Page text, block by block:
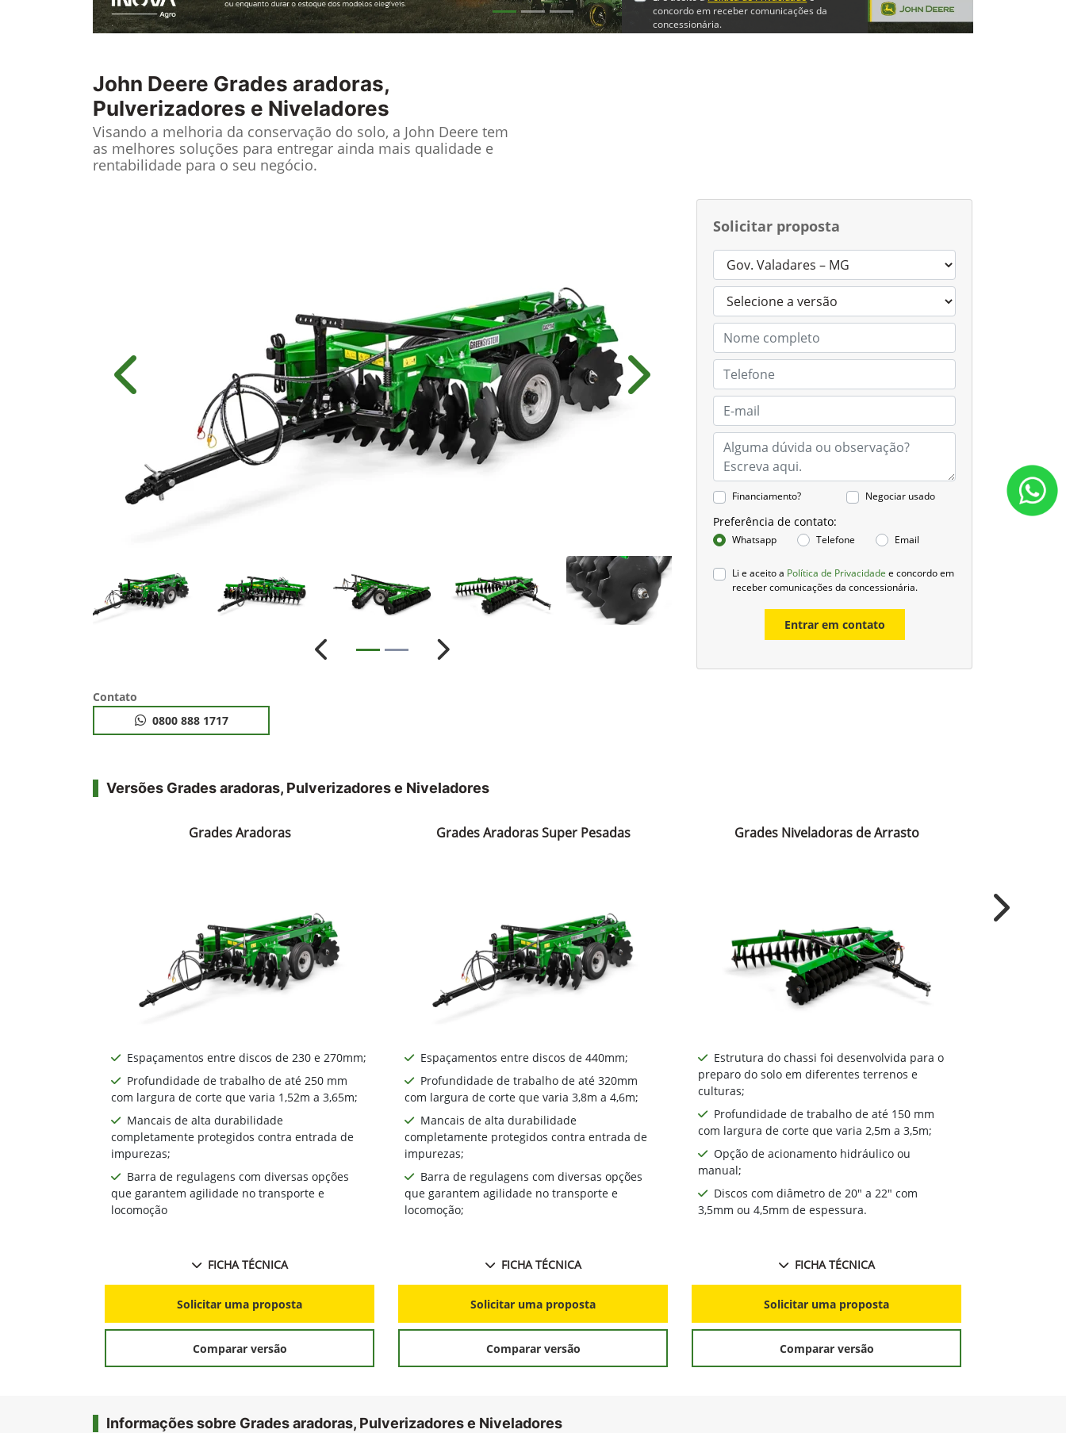
concordo em receber comunicações da
concessionária.
John Deere Grades aradoras,
Pulverizadores e Niveladores
Visando a melhoria da conservação do solo, a John Deere tem
as melhores soluções para entregar ainda mais qualidade e
rentabilidade para o seu negócio.
Solicitar proposta
Financiamento? Negociar usado
Preferência de contato:
Whatsapp Telefone Email
Li e aceito a Política de Privacidade e concordo em
receber comunicações da concessionária.
Entrar em contato
Anterior Próximo
Anterior Próximo
Contato
0800 888 1717
Versões Grades aradoras, Pulverizadores e Niveladores
Grades Aradoras
Espaçamentos entre discos de 230 e 270mm​;
Profundidade de trabalho de até 250 mm
com largura de corte que varia 1,52m a 3,65m;
Mancais de alta durabilidade
completamente protegidos contra entrada de
impurezas;
Barra de regulagens com diversas opções
que garantem agilidade no transporte e
locomoção
FICHA TÉCNICA
Solicitar uma proposta
Comparar versão
Grades Aradoras Super Pesadas
Espaçamentos entre discos de 440mm​;
Profundidade de trabalho de até 320mm
com largura de corte que varia 3,8m a 4,6m;
Mancais de alta durabilidade
completamente protegidos contra entrada de
impurezas;
Barra de regulagens com diversas opções
que garantem agilidade no transporte e
locomoção;
FICHA TÉCNICA
Solicitar uma proposta
Comparar versão
Grades Niveladoras de Arrasto
Estrutura do chassi foi desenvolvida para o
preparo do solo em diferentes terrenos e
culturas;
Profundidade de trabalho de até 150 mm
com largura de corte que varia 2,5m a 3,5m;
Opção de acionamento hidráulico ou
manual;
Discos com diâmetro de 20" a 22" com
3,5mm ou 4,5mm de espessura.
FICHA TÉCNICA
Solicitar uma proposta
Comparar versão
Next
Informações sobre Grades aradoras, Pulverizadores e Niveladores